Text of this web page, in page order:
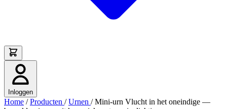
Inloggen
Home / Producten / Urnen / Mini-urn Vlucht in het oneindige —